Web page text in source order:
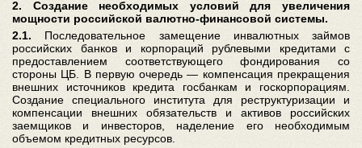
2.
Создание необходимых условий для увеличения
мощности российской валютно-финансовой системы.
2.1. Последовательное замещение инвалютных займов
российских банков и корпораций рублевыми кредитами с
предоставлением соответствующего фондирования со
стороны ЦБ. В первую очередь — компенсация прекращения
внешних источников кредита госбанкам и госкорпорациям.
Создание специального института для реструктуризации и
компенсации внешних обязательств и активов российских
заемщиков и инвесторов, наделение его необходимым
объемом кредитных ресурсов.